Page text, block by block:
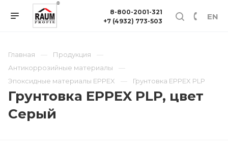
EN
8-800-2001-321
+7 (4932) 773-503
Главная
Продукция
Антикоррозийные материалы
Эпоксидные материалы EPPEX
Грунтовка EPPEX PLP
Грунтовка EPPEX PLP, цвет
Серый